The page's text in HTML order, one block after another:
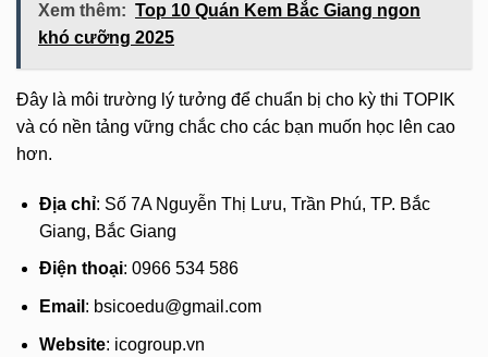
Xem thêm: Top 10 Quán Kem Bắc Giang ngon
khó cưỡng 2025
Đây là môi trường lý tưởng để chuẩn bị cho kỳ thi TOPIK
và có nền tảng vững chắc cho các bạn muốn học lên cao
hơn.
Địa chỉ: Số 7A Nguyễn Thị Lưu, Trần Phú, TP. Bắc
Giang, Bắc Giang
Điện thoại: 0966 534 586
Email : bsicoedu@gmail.com
Website: icogroup.vn